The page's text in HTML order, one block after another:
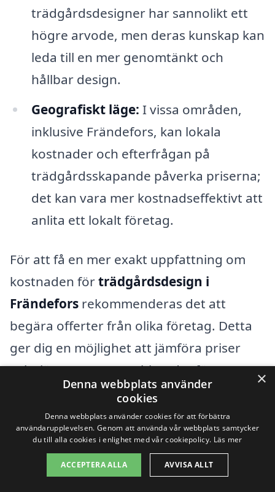
trädgårdsdesigner har sannolikt ett
högre arvode, men deras kunskap kan
leda till en mer genomtänkt och
hållbar design.
Geografiskt läge: I vissa områden,
inklusive Frändefors, kan lokala
kostnader och efterfrågan på
trädgårdsskapande påverka priserna;
det kan vara mer kostnadseffektivt att
anlita ett lokalt företag.
För att få en mer exakt uppfattning om
kostnaden förträdgårdsdesign i
Frändefors rekommenderas det att
begära offerter från olika företag. Detta
ger dig en möjlighet att jämföra priser
och tjänster, samt att hitta det företag
som bäst passar dina behov och budget.
En professionell trädgårdsdesigner kan
hjälpa dig att maximera potentialen i din
utomhusmiljö, oavsett om det handlar om
att skapa en lugn oas eller en livfull
×
Denna webbplats använder
cookies
Denna webbplats använder cookies för att förbättra
användarupplevelsen. Genom att använda vår webbplats samtycker
du till alla cookies i enlighet med vår cookiepolicy. Läs mer
ACCEPTERA ALLA AVVISA ALLT